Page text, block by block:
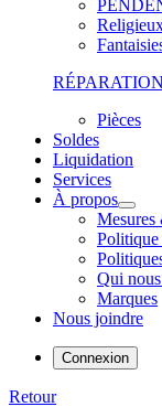
Pièces
Soldes
Liquidation
Services
À propos
Mesures
Politique
Qui
Marques
Nous joindre
Connexion
Retour